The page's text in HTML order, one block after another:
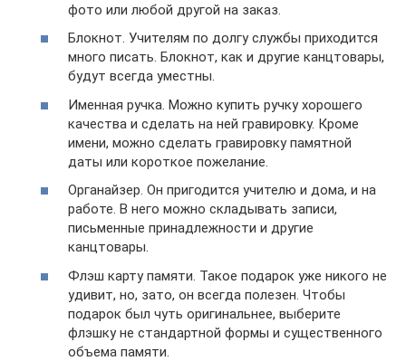
фото или любой другой на заказ.
Блокнот. Учителям по долгу службы приходится
много писать. Блокнот, как и другие канцтовары,
будут всегда уместны.
Именная ручка. Можно купить ручку хорошего
качества и сделать на ней гравировку. Кроме
имени, можно сделать гравировку памятной
даты или короткое пожелание.
Органайзер. Он пригодится учителю и дома, и на
работе. В него можно складывать записи,
письменные принадлежности и другие
канцтовары.
Флэш карту памяти. Такое подарок уже никого не
удивит, но, зато, он всегда полезен. Чтобы
подарок был чуть оригинальнее, выберите
флэшку не стандартной формы и существенного
объема памяти.